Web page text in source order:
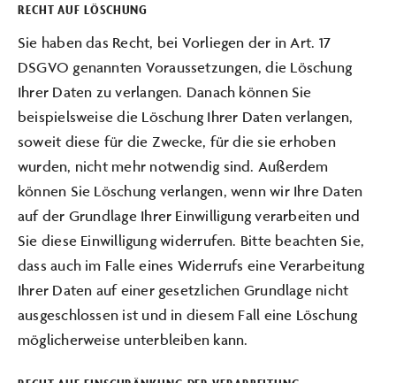
RECHT AUF LÖSCHUNG
Sie haben das Recht, bei Vorliegen der in Art. 17
DSGVO genannten Voraussetzungen, die Löschung
Ihrer Daten zu verlangen. Danach können Sie
beispielsweise die Löschung Ihrer Daten verlangen,
soweit diese für die Zwecke, für die sie erhoben
wurden, nicht mehr notwendig sind. Außerdem
können Sie Löschung verlangen, wenn wir Ihre Daten
auf der Grundlage Ihrer Einwilligung verarbeiten und
Sie diese Einwilligung widerrufen. Bitte beachten Sie,
dass auch im Falle eines Widerrufs eine Verarbeitung
Ihrer Daten auf einer gesetzlichen Grundlage nicht
ausgeschlossen ist und in diesem Fall eine Löschung
möglicherweise unterbleiben kann.